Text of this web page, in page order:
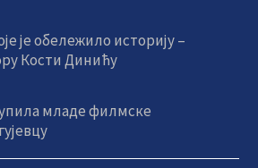
је обележило историју –
Кости Динићу
младе филмске